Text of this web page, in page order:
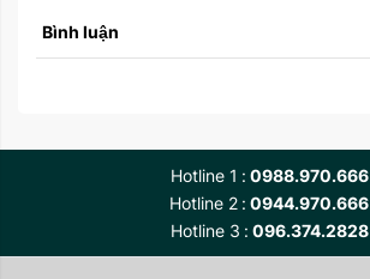
Bình luận
Hotline 1
0988.970.666
Hotline 2 0944.970.666
Hotline 3
096.374.2828